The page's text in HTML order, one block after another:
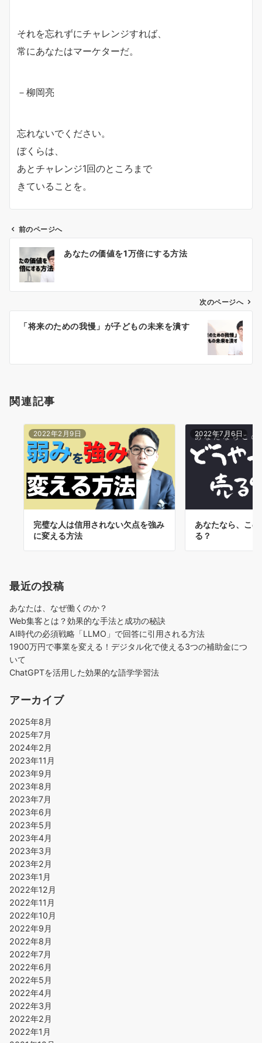
それを忘れずにチャレンジすれば、
常にあなたはマーケターだ。
－柳岡亮
忘れないでください。
ぼくらは、
あとチャレンジ1回のところまで
きていることを。
ン
前のページへ
あなたの価値を1万倍にする方法
次のページへ
「将来のための我慢」が子どもの未来を潰す
関連記事
2022年2月9日
完璧な人は信用されない欠点を強み
に変える方法
2022年7月6日
あなたなら、こ
る？
最近の投稿
あなたは、なぜ働くのか？
Web集客とは？効果的な手法と成功の秘訣
AI時代の必須戦略「LLMO」で回答に引用される方法
1900万円で事業を変える！デジタル化で使える3つの補助金につ
いて
ChatGPTを活用した効果的な語学学習法
アーカイブ
2025年8月
2025年7月
2024年2月
2023年11月
2023年9月
2023年8月
2023年7月
2023年6月
2023年5月
2023年4月
2023年3月
2023年2月
2023年1月
2022年12月
2022年11月
2022年10月
2022年9月
2022年8月
2022年7月
2022年6月
2022年5月
2022年4月
2022年3月
2022年2月
2022年1月